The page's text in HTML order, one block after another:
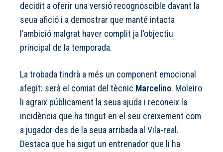
decidit a oferir una versió recognoscible davant la
seua afició i a demostrar que manté intacta
l’ambició malgrat haver complit ja l’objectiu
principal de la temporada.
La trobada tindrà a més un component emocional
afegit: serà el comiat del tècnic Marcelino. Moleiro
li agraïx públicament la seua ajuda i reconeix la
incidència que ha tingut en el seu creixement com
a jugador des de la seua arribada al Vila-real.
Destaca que ha sigut un entrenador que li ha